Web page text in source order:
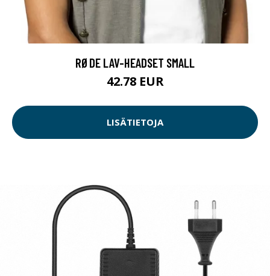
RØDE LAV-HEADSET SMALL
42.78 EUR
LISÄTIETOJA